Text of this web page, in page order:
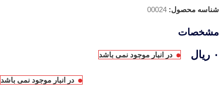
شناسه محصول: 00024
مشخصات
۰ ریال در انبار موجود نمی باشد
در انبار موجود نمی باشد